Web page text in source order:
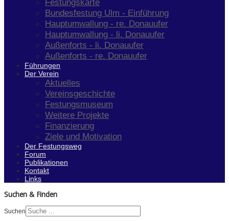
Festungskarte
Bundesfestung Ulm - Einführung
Hauptumwallung - re. Donauufer
Hauptumwallung - li. Donauufer
Außenforts - li. Donauufer
Außenforts - re. Donauufer
Führungen
Der Verein
Aktuelles
Vereinsgeschichte
Festungsmuseum
Weitere Projekte
Finanzierung
Ziele und Motivation
Der Festungsweg
Forum
Publikationen
Kontakt
Links
Suchen & Finden
Suchen